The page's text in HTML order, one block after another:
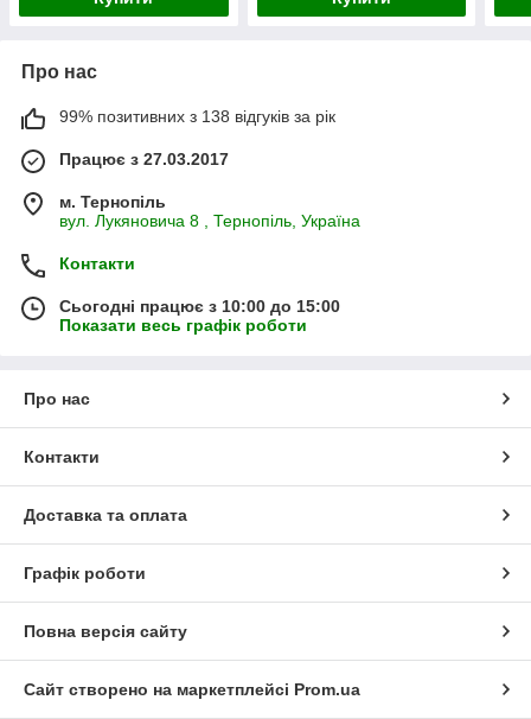
Про нас
99% позитивних з 138 відгуків за рік
Працює з 27.03.2017
м. Тернопіль
вул. Лукяновича 8 , Тернопіль, Україна
Контакти
Сьогодні працює з 10:00 до 15:00
Показати весь графік роботи
Про нас
Контакти
Доставка та оплата
Графік роботи
Повна версія сайту
Сайт створено на маркетплейсі Prom.ua